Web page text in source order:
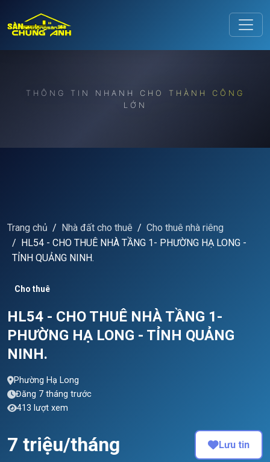
THÔNG TIN NHANH CHO THÀNH CÔNG
LỚN
Trang chủ Nhà đất cho thuê
Cho thuê nhà riêng
HL54 - CHO THUÊ NHÀ TẦNG 1- PHƯỜNG HẠ LONG -
TỈNH QUẢNG NINH.
Cho thuê
HL54 - CHO THUÊ NHÀ TẦNG 1-
PHƯỜNG HẠ LONG - TỈNH QUẢNG
NINH.
Phường Hạ Long
Đăng 7 tháng trước
413 lượt xem
7 triệu/tháng Lưu tin